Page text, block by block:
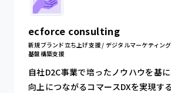
ecforce consulting
新規ブランド立ち上げ支援 / デジタルマーケティン
基盤構築支援
自社D2C事業で培ったノウハウを基
向上につながるコマースDXを実現す